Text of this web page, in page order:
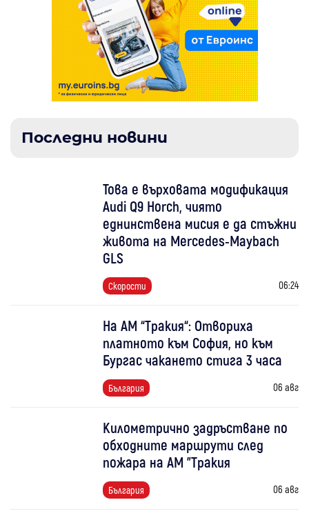
Последни новини
Това е върховата модификация
Audi Q9 Horch, чиято
еднинствена мисия е да стъжни
живота на Mercedes-Maybach
GLS
Скорости 06:24
На АМ “Тракия“: Отвориха
платното към София, но към
Бургас чакането стига 3 часа
България 06 авг
Километрично задръстване по
обходните маршрути след
пожара на АМ "Тракия
България 06 авг